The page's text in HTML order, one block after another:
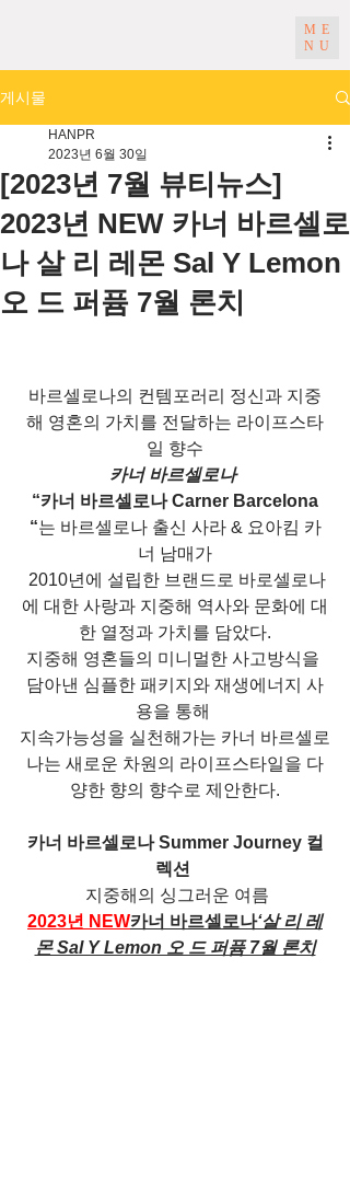
ME
NU
게시물
[2023년 7월 뷰티뉴스]
2023년 NEW 카너 바르셀로
나 살 리 레몬 Sal Y Lemon
오 드 퍼퓸 7월 론치
HANPR
2023년 6월 30일
바르셀로나의 컨템포러리 정신과 지중
해 영혼의 가치를 전달하는 라이프스타
일 향수
카너 바르셀로나
“카너 바르셀로나 Carner Barcelona
“는 바르셀로나 출신 사라 & 요아킴 카
너 남매가
에 대한 사랑과 지중해 역사와 문화에 대
한 열정과 가치를 담았다.
지중해 영혼들의 미니멀한 사고방식을
담아낸 심플한 패키지와 재생에너지 사
용을 통해
지속가능성을 실천해가는 카너 바르셀로
나는 새로운 차원의 라이프스타일을 다
양한 향의 향수로 제안한다.
카너 바르셀로나 Summer Journey 컬
렉션
지중해의 싱그러운 여름
2023년 NEW카너 바르셀로나‘살 리 레
몬 Sal Y Lemon 오 드 퍼퓸 7월 론치